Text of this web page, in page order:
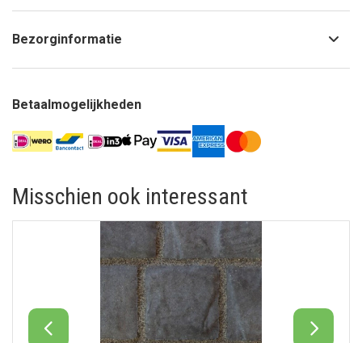
Bezorginformatie
Betaalmogelijkheden
Misschien ook interessant